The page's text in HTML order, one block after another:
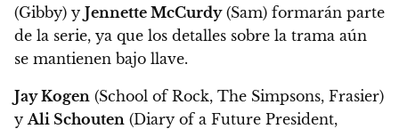
(Gibby) y Jennette McCurdy(Sam) formarán parte
de la serie, ya que los detalles sobre la trama aún
se mantienen bajo llave.
Jay Kogen (School of Rock, The Simpsons, Frasier)
yAli Schouten (Diary of a Future President,